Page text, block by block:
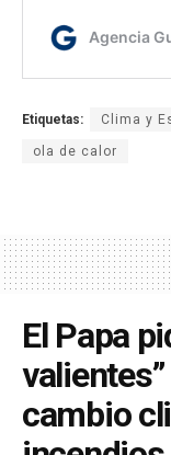
Etiquetas: Clima y
ola de calor
El Papa
cambio